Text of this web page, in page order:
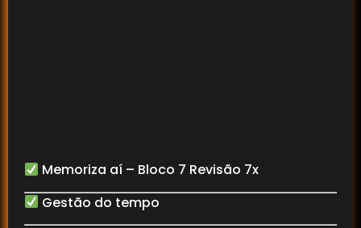
Memoriza aí – Bloco 7 Revisão 7x
Gestão do tempo